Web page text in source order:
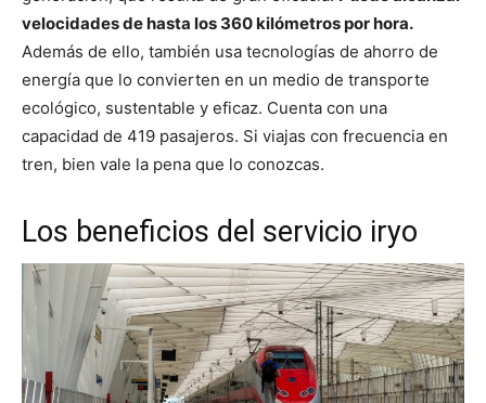
velocidades de hasta los 360 kilómetros por hora.
Además de ello, también usa tecnologías de ahorro de
energía que lo convierten en un medio de transporte
ecológico, sustentable y eficaz. Cuenta con una
capacidad de 419 pasajeros. Si viajas con frecuencia en
tren, bien vale la pena que lo conozcas.
Los beneficios del servicio iryo